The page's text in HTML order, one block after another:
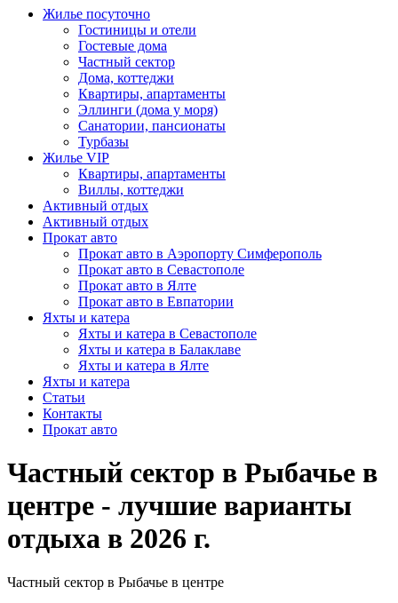
Жилье посуточно
Гостиницы и отели
Гостевые дома
Частный сектор
Дома, коттеджи
Квартиры, апартаменты
Эллинги (дома у моря)
Санатории, пансионаты
Турбазы
Жилье VIP
Квартиры, апартаменты
Виллы, коттеджи
Активный отдых
Активный отдых
Прокат авто
Прокат авто в Аэропорту Симферополь
Прокат авто в Севастополе
Прокат авто в Ялте
Прокат авто в Евпатории
Яхты и катера
Яхты и катера в Севастополе
Яхты и катера в Балаклаве
Яхты и катера в Ялте
Яхты и катера
Статьи
Контакты
Прокат авто
Частный сектор в Рыбачье в
центре - лучшие варианты
отдыха в 2026 г.
Частный сектор в Рыбачье в центре